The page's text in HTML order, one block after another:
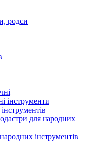
родси
інструменти
для народних
інструментів